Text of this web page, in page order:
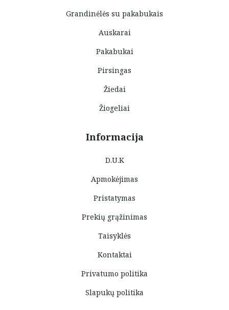
Grandinėlės su pakabukais
Auskarai
Pakabukai
Pirsingas
Žiedai
Žiogeliai
Informacija
D.U.K
Apmokėjimas
Pristatymas
Prekių grąžinimas
Taisyklės
Kontaktai
Privatumo politika
Slapukų politika